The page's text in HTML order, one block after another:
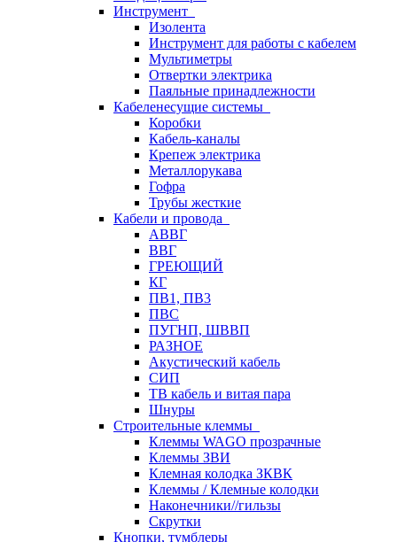
Инструмент
Изолента
Инструмент для работы с кабелем
Мультиметры
Отвертки электрика
Паяльные принадлежности
Кабеленесущие системы
Коробки
Кабель-каналы
Крепеж электрика
Металлорукава
Гофра
Трубы жесткие
Кабели и провода
АВВГ
ВВГ
ГРЕЮЩИЙ
КГ
ПВ1, ПВ3
ПВС
ПУГНП, ШВВП
РАЗНОЕ
Акустический кабель
СИП
ТВ кабель и витая пара
Шнуры
Строительные клеммы
Клеммы WAGO прозрачные
Клеммы ЗВИ
Клемная колодка ЗКВК
Клеммы / Клемные колодки
Наконечники//гильзы
Скрутки
Кнопки, тумблеры